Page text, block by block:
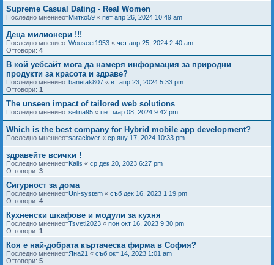
Supreme Сasual Dating - Real Women
Последно мнениеотМитко59 « пет апр 26, 2024 10:49 am
Деца милионери !!!
Последно мнениеотWouseet1953 « чет апр 25, 2024 2:40 am
Отговори: 4
В кой уебсайт мога да намеря информация за природни
продукти за красота и здраве?
Последно мнениеотbanetak807 « вт апр 23, 2024 5:33 pm
Отговори: 1
The unseen impact of tailored web solutions
Последно мнениеотselina95 « пет мар 08, 2024 9:42 pm
Which is the best company for Hybrid mobile app development?
Последно мнениеотsaraclover « ср яну 17, 2024 10:33 pm
здравейте всички !
Последно мнениеотKalis « ср дек 20, 2023 6:27 pm
Отговори: 3
Сигурност за дома
Последно мнениеотUni-system « съб дек 16, 2023 1:19 pm
Отговори: 4
Кухненски шкафове и модули за кухня
Последно мнениеотTsveti2023 « пон окт 16, 2023 9:30 pm
Отговори: 1
Коя е най-добрата къртаческа фирма в София?
Последно мнениеотЯна21 « съб окт 14, 2023 1:01 am
Отговори: 5